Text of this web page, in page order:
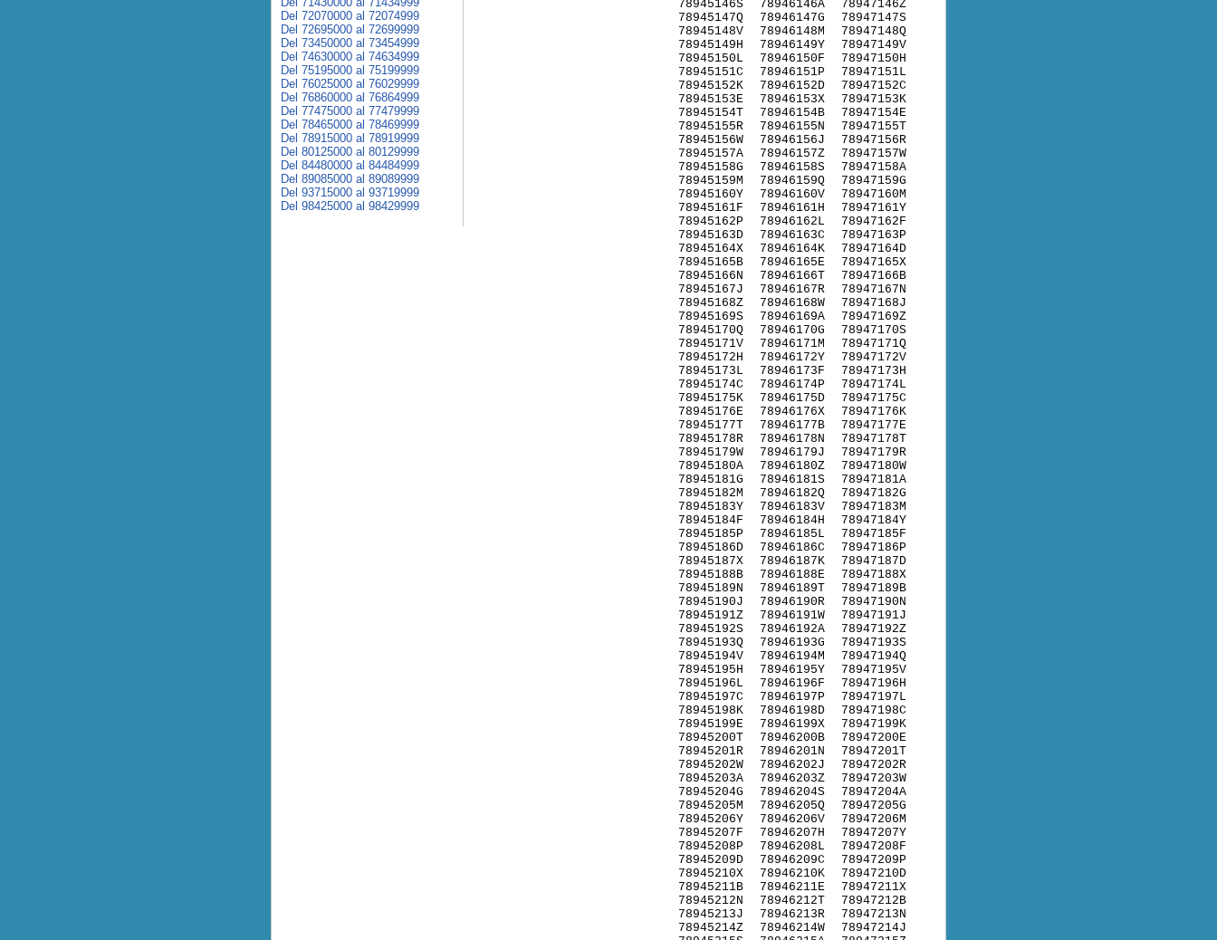
78945146S
78945147Q
78945148V
78945149H
78945150L
78945151C
78945152K
78945153E
78945154T
78945155R
78945156W
78945157A
78945158G
78945159M
78945160Y
78945161F
78945162P
78945163D
78945164X
78945165B
78945166N
78945167J
78945168Z
78945169S
78945170Q
78945171V
78945172H
78945173L
78945174C
78945175K
78945176E
78945177T
78945178R
78945179W
78945180A
78945181G
78945182M
78945183Y
78945184F
78945185P
78945186D
78945187X
78945188B
78945189N
78945190J
78945191Z
78945192S
78945193Q
78945194V
78945195H
78945196L
78945197C
78945198K
78945199E
78945200T
78945201R
78945202W
78945203A
78945204G
78945205M
78945206Y
78945207F
78945208P
78945209D
78945210X
78945211B
78945212N
78945213J
78945214Z
78946146A
78946147G
78946148M
78946149Y
78946150F
78946151P
78946152D
78946153X
78946154B
78946155N
78946156J
78946157Z
78946158S
78946159Q
78946160V
78946161H
78946162L
78946163C
78946164K
78946165E
78946166T
78946167R
78946168W
78946169A
78946170G
78946171M
78946172Y
78946173F
78946174P
78946175D
78946176X
78946177B
78946178N
78946179J
78946180Z
78946181S
78946182Q
78946183V
78946184H
78946185L
78946186C
78946187K
78946188E
78946189T
78946190R
78946191W
78946192A
78946193G
78946194M
78946195Y
78946196F
78946197P
78946198D
78946199X
78946200B
78946201N
78946202J
78946203Z
78946204S
78946205Q
78946206V
78946207H
78946208L
78946209C
78946210K
78946211E
78946212T
78946213R
78946214W
78947146Z
78947147S
78947148Q
78947149V
78947150H
78947151L
78947152C
78947153K
78947154E
78947155T
78947156R
78947157W
78947158A
78947159G
78947160M
78947161Y
78947162F
78947163P
78947164D
78947165X
78947166B
78947167N
78947168J
78947169Z
78947170S
78947171Q
78947172V
78947173H
78947174L
78947175C
78947176K
78947177E
78947178T
78947179R
78947180W
78947181A
78947182G
78947183M
78947184Y
78947185F
78947186P
78947187D
78947188X
78947189B
78947190N
78947191J
78947192Z
78947193S
78947194Q
78947195V
78947196H
78947197L
78947198C
78947199K
78947200E
78947201T
78947202R
78947203W
78947204A
78947205G
78947206M
78947207Y
78947208F
78947209P
78947210D
78947211X
78947212B
78947213N
78947214J
Del 72070000 al 72074999
Del 72695000 al 72699999
Del 73450000 al 73454999
Del 74630000 al 74634999
Del 75195000 al 75199999
Del 76025000 al 76029999
Del 76860000 al 76864999
Del 77475000 al 77479999
Del 78465000 al 78469999
Del 78915000 al 78919999
Del 80125000 al 80129999
Del 84480000 al 84484999
Del 89085000 al 89089999
Del 93715000 al 93719999
Del 98425000 al 98429999